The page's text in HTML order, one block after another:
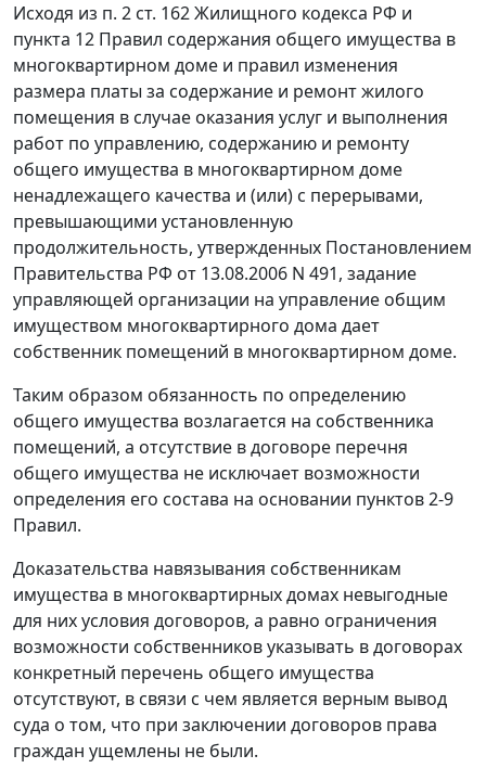
Исходя из п. 2 ст. 162Жилищного кодекса РФ и
пункта 12 Правил содержания общего имущества в
многоквартирном доме и правил изменения
размера платы за содержание и ремонт жилого
помещения в случае оказания услуг и выполнения
работ по управлению, содержанию и ремонту
общего имущества в многоквартирном доме
ненадлежащего качества и (или) с перерывами,
превышающими установленную
продолжительность, утвержденных Постановлением
Правительства РФ от 13.08.2006 N 491, задание
управляющей организации на управление общим
имуществом многоквартирного дома дает
собственник помещений в многоквартирном доме.
Таким образом обязанность по определению
общего имущества возлагается на собственника
помещений, а отсутствие в договоре перечня
общего имущества не исключает возможности
определения его состава на основании пунктов 2-9
Правил.
Доказательства навязывания собственникам
имущества в многоквартирных домах невыгодные
для них условия договоров, а равно ограничения
возможности собственников указывать в договорах
конкретный перечень общего имущества
отсутствуют, в связи с чем является верным вывод
суда о том, что при заключении договоров права
граждан ущемлены не были.